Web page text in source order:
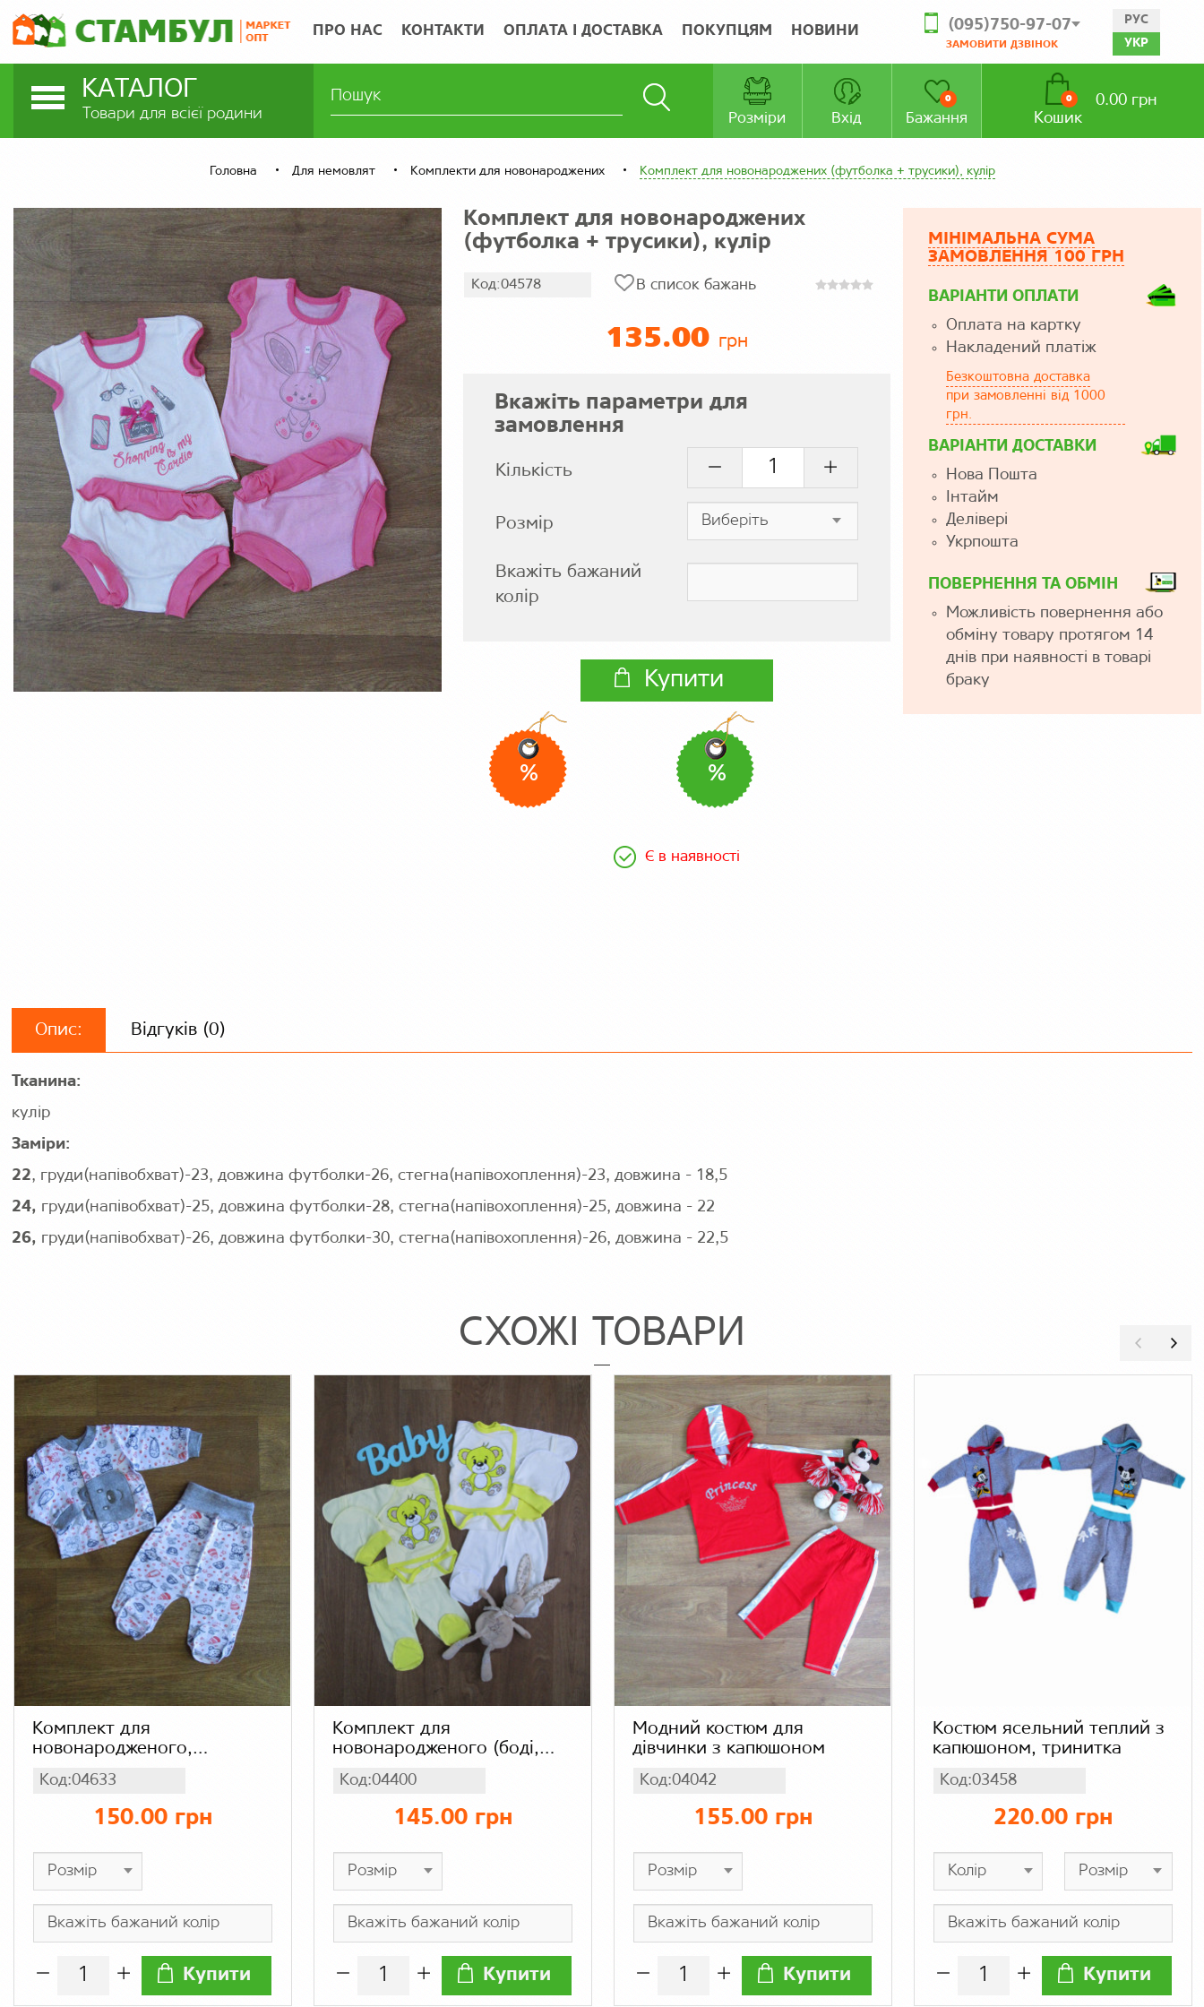
ПРО НАС КОНТАКТИ ОПЛАТА І ДОСТАВКА ПОКУПЦЯМ НОВИНИ (095)750-97-07
ЗАМОВИТИ ДЗВІНОК
РУС
УКР
КАТАЛОГ
Товари для всієї родини Розміри Вхід Бажання
0
Кошик
0 0.00 грн
Головна Для немовлят Комплекти для новонароджених Комплект для новонароджених (футболка + трусики), кулір
Комплект для новонароджених
(футболка + трусики), кулір
Код:04578 В список бажань
135.00 грн
Вкажіть параметри для
замовлення
Кількість
Розмір
Вкажіть бажаний
колір
Купити
% %
Є в наявності
МІНІМАЛЬНА СУМА
ЗАМОВЛЕННЯ 100 ГРН
ВАРІАНТИ ОПЛАТИ
Оплата на картку
Накладений платіж
Безкоштовна доставка
при замовленні від 1000
грн.
ВАРІАНТИ ДОСТАВКИ
Нова Пошта
Інтайм
Делівері
Укрпошта
ПОВЕРНЕННЯ ТА ОБМІН
Можливість повернення або
обміну товару протягом 14
днів при наявності в товарі
браку
Опис: Відгуків (0)
Тканина:
кулір
Заміри:
22, груди(напівобхват)-23, довжина футболки-26, стегна(напівохоплення)-23, довжина - 18,5
24, груди(напівобхват)-25, довжина футболки-28, стегна(напівохоплення)-25, довжина - 22
26, груди(напівобхват)-26, довжина футболки-30, стегна(напівохоплення)-26, довжина - 22,5
СХОЖІ ТОВАРИ
Комплект для
новонародженого,
Код:04633
150.00 грн
Купити
Комплект для
новонародженого (боді,
начісування
Код:04400
145.00 грн
Купити
Модний костюм для
дівчинки з капюшоном
Код:04042
155.00 грн
Купити
Костюм ясельний теплий з
капюшоном, тринитка
Код:03458
220.00 грн
Купити